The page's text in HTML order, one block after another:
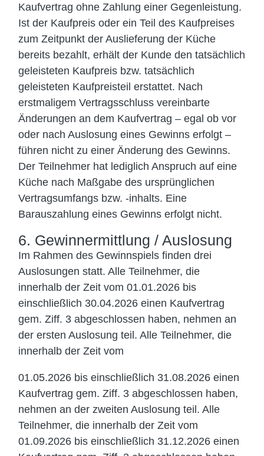
Kaufvertrag ohne Zahlung einer Gegenleistung.
Ist der Kaufpreis oder ein Teil des Kaufpreises
zum Zeitpunkt der Auslieferung der Küche
bereits bezahlt, erhält der Kunde den tatsächlich
geleisteten Kaufpreis bzw. tatsächlich
geleisteten Kaufpreisteil erstattet. Nach
erstmaligem Vertragsschluss vereinbarte
Änderungen an dem Kaufvertrag – egal ob vor
oder nach Auslosung eines Gewinns erfolgt –
führen nicht zu einer Änderung des Gewinns.
Der Teilnehmer hat lediglich Anspruch auf eine
Küche nach Maßgabe des ursprünglichen
Vertragsumfangs bzw. -inhalts. Eine
Barauszahlung eines Gewinns erfolgt nicht.
6. Gewinnermittlung / Auslosung
Im Rahmen des Gewinnspiels finden drei
Auslosungen statt. Alle Teilnehmer, die
innerhalb der Zeit vom 01.01.2026 bis
einschließlich 30.04.2026 einen Kaufvertrag
gem. Ziff. 3 abgeschlossen haben, nehmen an
der ersten Auslosung teil. Alle Teilnehmer, die
innerhalb der Zeit vom
01.05.2026 bis einschließlich 31.08.2026 einen
Kaufvertrag gem. Ziff. 3 abgeschlossen haben,
nehmen an der zweiten Auslosung teil. Alle
Teilnehmer, die innerhalb der Zeit vom
01.09.2026 bis einschließlich 31.12.2026 einen